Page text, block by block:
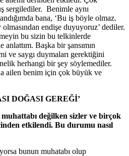
sergilediler. Benimle aynı
bana, ‘Bu iş böyle olmaz.
endişe duyuyoruz’ dediler.
bu sizin bu telkinlerde
Başka bir şansımın
ve saygı duymaları gerektiğini
herhangi bir şey söylemediler.
ailen benim için çok büyük ve
DOĞASI GEREĞİ’
değilken sizler ve birçok
etkilendi. Bu durumu nasıl
bunun muhatabı olup